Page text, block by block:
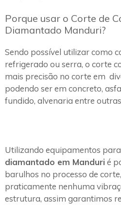
Porque usar o Corte de
Diamantado Manduri?
Sendo possível utilizar como
refrigerado ou serra, o corte
mais precisão no corte em
podendo ser em concreto,
fundido, alvenaria entre
Utilizando equipamentos para
diamantado em Manduri é
barulhos no processo de
praticamente nenhuma
estrutura, assim garantimos